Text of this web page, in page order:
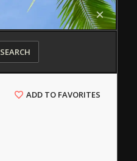
SEARCH
ADD TO FAVORITES